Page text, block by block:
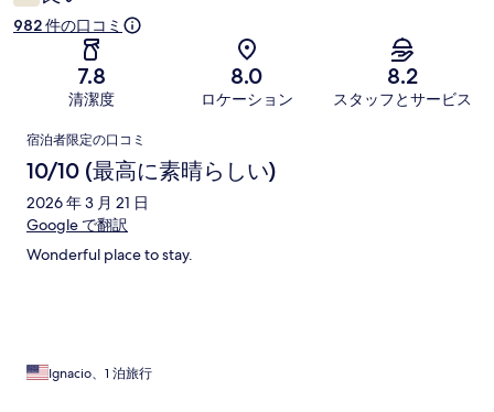
982 件の口コミ
7.8
清潔度
8.0
ロケーション
8.2
スタッフとサービス
口
コ
ミ
宿泊者限定の口コミ
10/10 (最高に素晴らしい)
2026 年 3 月 21 日
Google で翻訳
Wonderful place to stay.
Ignacio、1 泊旅行